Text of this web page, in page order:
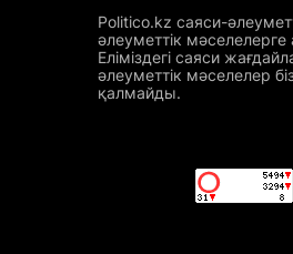
Politico.kz саяси-
әлеуметтік мәселелерге
Еліміздегі саяси
әлеуметтік мәселелер
қалмайды.